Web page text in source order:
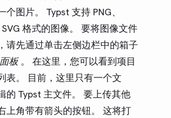
图片。 Typst 支持 PNG、
格式的图像。 要将图像文件
请先通过单击左侧边栏中的箱子
板。 在这里，您可以看到项目
表。 目前，这里只有一个文
的 Typst 主文件。 要上传其他
上角带有箭头的按钮。 这将打